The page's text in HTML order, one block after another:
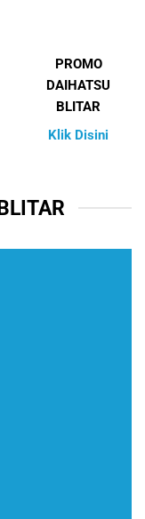
PROMO
DAIHATSU
BLITAR
Klik Disini